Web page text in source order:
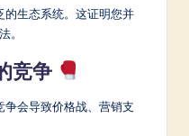
的生态系统。这证明您并
。
竞争
会导致价格战、营销支